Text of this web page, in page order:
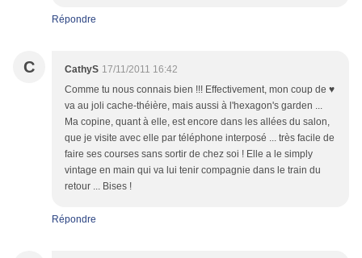
Répondre
C CathyS 17/11/2011 16:42
Comme tu nous connais bien !!! Effectivement, mon coup de ♥
va au joli cache-théière, mais aussi à l'hexagon's garden ...
Ma copine, quant à elle, est encore dans les allées du salon,
que je visite avec elle par téléphone interposé ... très facile de
faire ses courses sans sortir de chez soi ! Elle a le simply
vintage en main qui va lui tenir compagnie dans le train du
retour ... Bises !
Répondre